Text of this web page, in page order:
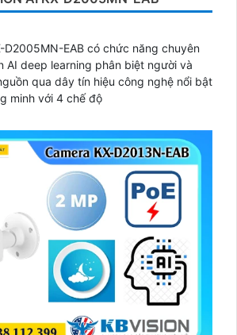
D2005MN-EAB có chức năng chuyên
AI deep learning phân biệt người và
minh với 4 chế độ